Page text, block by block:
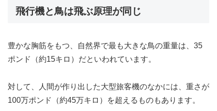
飛行機と鳥は飛ぶ原理が同じ
豊かな胸筋をもつ、自然界で最も大きな鳥の重量は、35
ポンド（約15キロ）だといわれています。
対して、人間が作り出した大型旅客機のなかには、重さが
100万ポンド（約45万キロ）を超えるものもあります。